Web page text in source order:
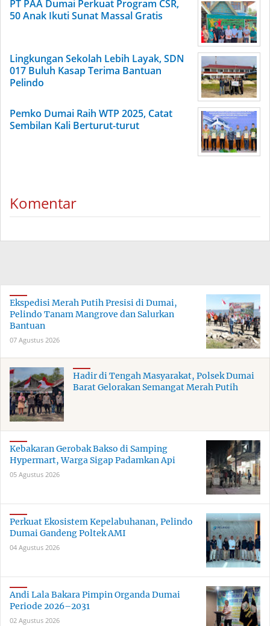
PT PAA Dumai Perkuat Program CSR,
50 Anak Ikuti Sunat Massal Gratis
Lingkungan Sekolah Lebih Layak, SDN
017 Buluh Kasap Terima Bantuan
Pelindo
Pemko Dumai Raih WTP 2025, Catat
Sembilan Kali Berturut-turut
Komentar
Ekspedisi Merah Putih Presisi di Dumai,
Pelindo Tanam Mangrove dan Salurkan
Bantuan
07 Agustus 2026
Hadir di Tengah Masyarakat, Polsek Dumai
Barat Gelorakan Semangat Merah Putih
Kebakaran Gerobak Bakso di Samping
Hypermart, Warga Sigap Padamkan Api
05 Agustus 2026
Perkuat Ekosistem Kepelabuhanan, Pelindo
Dumai Gandeng Poltek AMI
04 Agustus 2026
Andi Lala Bakara Pimpin Organda Dumai
Periode 2026–2031
02 Agustus 2026